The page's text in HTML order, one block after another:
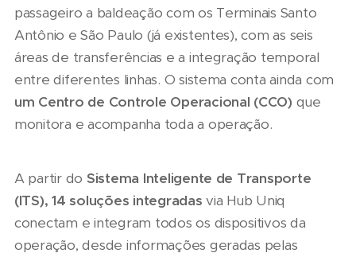
passageiro a baldeação com os Terminais Santo
Antônio e São Paulo (já existentes), com as seis
áreas de transferências e a integração temporal
entre diferentes linhas. O sistema conta ainda com
um Centro de Controle Operacional (CCO) que
monitora e acompanha toda a operação.
A partir do Sistema Inteligente de Transporte
(ITS), 14 soluções integradas via Hub Uniq
conectam e integram todos os dispositivos da
operação, desde informações geradas pelas